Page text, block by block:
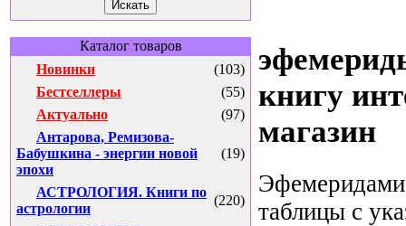
Каталог товаров
Новинки
(103)
Бестселлеры
(55)
Актуально
(97)
Антарова, Ремизова-
Бабушкина - энергии новой
эпохи
(19)
АСТРОЛОГИЯ. Книги по
астрологии
(220)
книгу
магазин
таблицы с